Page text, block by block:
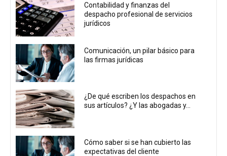
Contabilidad y finanzas del
despacho profesional de servicios
jurídicos
Comunicación, un pilar básico para
las firmas jurídicas
¿De qué escriben los despachos en
sus artículos? ¿Y las abogadas y...
Cómo saber si se han cubierto las
expectativas del cliente